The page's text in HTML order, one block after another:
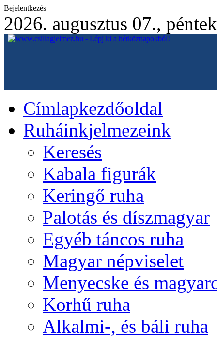
Bejelentkezés
2026. augusztus 07., péntek
Címlapkezdőoldal
Ruháinkjelmezeink
Keresés
Kabala figurák
Keringő ruha
Palotás és díszmagyar
Egyéb táncos ruha
Magyar népviselet
Menyecske és
Korhű ruha
Alkalmi-, és báli ruha